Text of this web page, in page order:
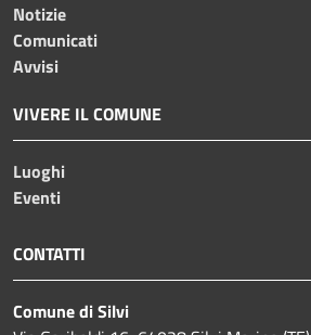
Notizie
Comunicati
Avvisi
VIVERE IL COMUNE
Luoghi
Eventi
CONTATTI
Comune di Silvi